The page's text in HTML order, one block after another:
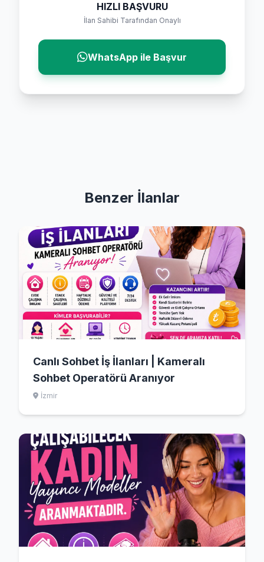
HIZLI BAŞVURU
İlan Sahibi Tarafından Onaylı
WhatsApp ile Başvur
Benzer İlanlar
Canlı Sohbet İş İlanları | Kameralı
Sohbet Operatörü Aranıyor
İzmir